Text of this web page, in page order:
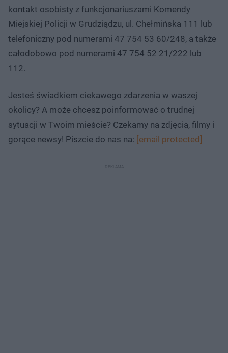
kontakt osobisty z funkcjonariuszami Komendy
Miejskiej Policji w Grudziądzu, ul. Chełmińska 111 lub
telefoniczny pod numerami 47 754 53 60/248, a także
całodobowo pod numerami 47 754 52 21/222 lub
112.
Jesteś świadkiem ciekawego zdarzenia w waszej
okolicy? A może chcesz poinformować o trudnej
sytuacji w Twoim mieście? Czekamy na zdjęcia, filmy i
gorące newsy! Piszcie do nas na: [email protected]